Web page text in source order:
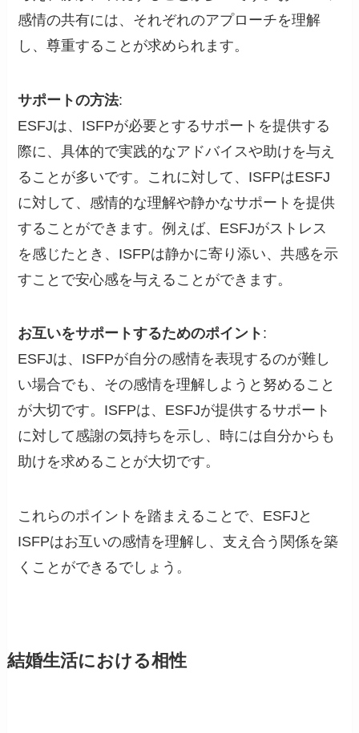
感情の共有には、それぞれのアプローチを理解
し、尊重することが求められます。
サポートの方法:
ESFJは、ISFPが必要とするサポートを提供する
際に、具体的で実践的なアドバイスや助けを与え
ることが多いです。これに対して、ISFPはESFJ
に対して、感情的な理解や静かなサポートを提供
することができます。例えば、ESFJがストレス
を感じたとき、ISFPは静かに寄り添い、共感を示
すことで安心感を与えることができます。
お互いをサポートするためのポイント :
ESFJは、ISFPが自分の感情を表現するのが難し
い場合でも、その感情を理解しようと努めること
が大切です。ISFPは、ESFJが提供するサポート
に対して感謝の気持ちを示し、時には自分からも
助けを求めることが大切です。
これらのポイントを踏まえることで、ESFJと
ISFPはお互いの感情を理解し、支え合う関係を築
くことができるでしょう。
結婚生活における相性